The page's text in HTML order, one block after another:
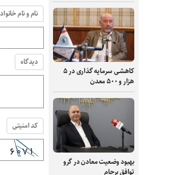
کاهشی سرمایه گذاری در ۵
هزار و ۵۰۰ معدن
بهبود وضعیت معادن در گرو
توافق برجام
نام و نام
دیدگاه
کد امنیتی